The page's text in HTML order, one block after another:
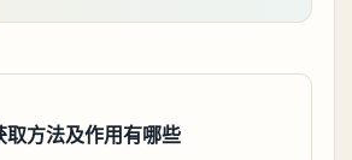
取方法及作用有哪些